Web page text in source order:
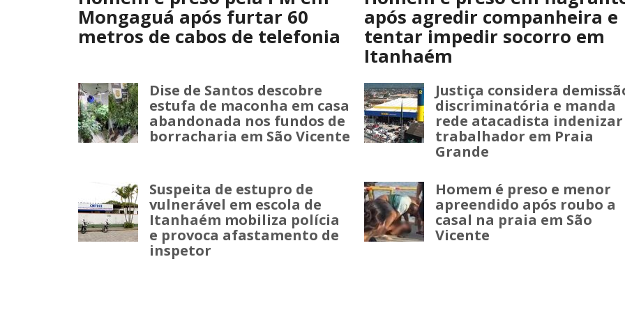
Mongaguá após furtar 60
metros de cabos de telefonia
após agredir companheira e
tentar impedir socorro em
Itanhaém
Dise de Santos descobre
estufa de maconha em casa
abandonada nos fundos de
borracharia em São Vicente
Justiça considera
discriminatória e manda
rede atacadista indenizar
trabalhador em Praia
Grande
Suspeita de estupro de
vulnerável em escola de
Itanhaém mobiliza polícia
e provoca afastamento de
inspetor
Homem é preso e menor
apreendido após roubo a
casal na praia em São
Vicente